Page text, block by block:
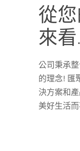
從
來看.
公司秉承
的理念! 匯
決方案和
美好生活